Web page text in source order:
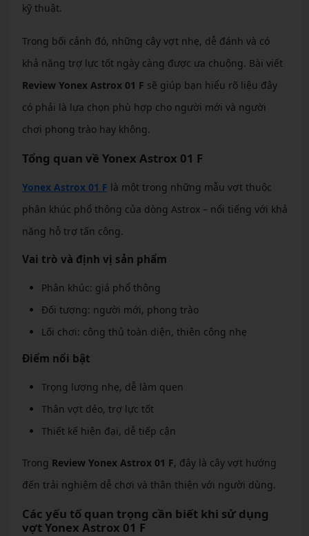
kỹ thuật.
Trong bối cảnh đó, những cây vợt nhẹ, dễ đánh và có
khả năng trợ lực tốt ngày càng được ưa chuộng. Bài viết
Review Yonex Astrox 01 F sẽ giúp bạn hiểu rõ liệu đây
có phải là lựa chọn phù hợp cho người mới và người
chơi phong trào hay không.
Tổng quan về Yonex Astrox 01 F
Yonex Astrox 01 F là một trong những mẫu vợt thuộc
phân khúc phổ thông của dòng Astrox – nổi tiếng với khả
năng hỗ trợ tấn công.
Vai trò và định vị sản phẩm
Phân khúc: giá phổ thông
Đối tượng: người mới, phong trào
Lối chơi: công thủ toàn diện, thiên công nhẹ
Điểm nổi bật
Trọng lượng nhẹ, dễ làm quen
Thân vợt dẻo, trợ lực tốt
Thiết kế hiện đại, dễ tiếp cận
Trong Review Yonex Astrox 01 F, đây là cây vợt hướng
đến trải nghiệm dễ chơi và thân thiện với người dùng.
Các yếu tố quan trọng cần biết khi sử dụng
vợt Yonex Astrox 01 F